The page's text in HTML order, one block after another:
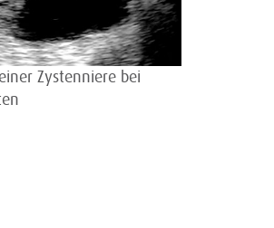
Zystenniere bei